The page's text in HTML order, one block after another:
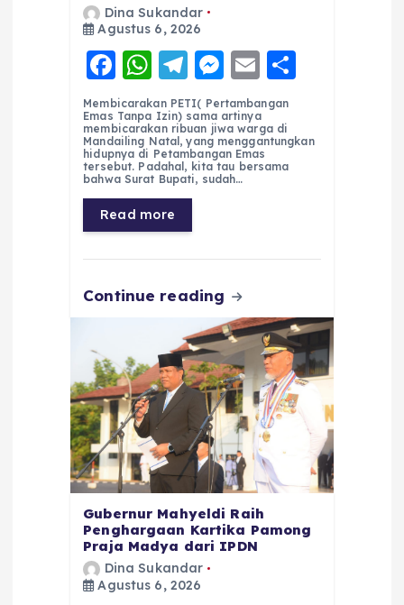
Dina Sukandar
Agustus 6, 2026
F
a
c
e
b
o
o
k
W
h
a
ts
A
p
p
T
el
e
g
r
a
m
M
e
ss
e
n
E
m
ai
l
re
Membicarakan PETI( Pertambangan
Emas Tanpa Izin) sama artinya
membicarakan ribuan jiwa warga di
Mandailing Natal, yang menggantungkan
hidupnya di Petambangan Emas
tersebut. Padahal, kita tau bersama
bahwa Surat Bupati, sudah…
Read more
Continue reading
Gubernur Mahyeldi Raih
Penghargaan Kartika Pamong
Praja Madya dari IPDN
Dina Sukandar
Agustus 6, 2026